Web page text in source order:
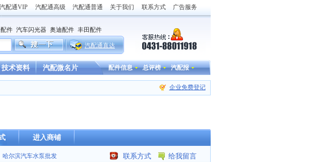
汽配通VIP 汽配通高级 汽配通普通 关于我们 联系方式 广告服务
件 汽车闪光器 奥迪配件 丰田配件
汽豪沃驾驶室
汽配通直达
技术资料 汽配微名片 配件信息 总评榜 汽配报
企业免费登记
进入商铺
尔滨汽车水泵批发 联系方式 给我留言